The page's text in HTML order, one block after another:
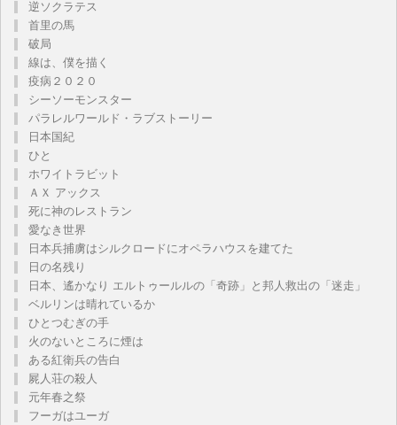
逆ソクラテス
首里の馬
破局
線は、僕を描く
疫病２０２０
シーソーモンスター
パラレルワールド・ラブストーリー
日本国紀
ひと
ホワイトラビット
ＡＸ アックス
死に神のレストラン
愛なき世界
日本兵捕虜はシルクロードにオペラハウスを建てた
日の名残り
日本、遙かなり エルトゥールルの「奇跡」と邦人救出の「迷走」
ベルリンは晴れているか
ひとつむぎの手
火のないところに煙は
ある紅衛兵の告白
屍人荘の殺人
元年春之祭
フーガはユーガ